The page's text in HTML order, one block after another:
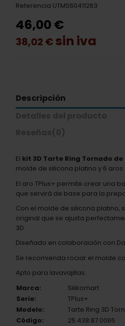
Referencia UTMS60411263
46,00 €
38,02 € sin iva
Descripción
El kit 3D Tarte Ring Tornado de
molde de silicona platino y 6 aros
El aro TPlus+ permite crear una
que servirá de base para la
Con el molde de silicona platino,
original que se ajusta
3D.
Diseñado en colaboración con
Se recomienda rociar el molde
Apto para lavavajillas.
Marca:
Silikomart
Serie:
TPlus+
Modelo:
Tarte Ring 3D
Código:
25.438.87.0065